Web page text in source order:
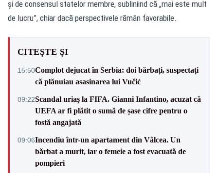
și de consensul statelor membre, subliniind că „mai este mult
de lucru”, chiar dacă perspectivele rămân favorabile.
CITEȘTE ȘI
15:50Complot dejucat în Serbia: doi bărbați, suspectați
că plănuiau asasinarea lui Vučić
09:22Scandal uriaș la FIFA. Gianni Infantino, acuzat că
UEFA ar fi plătit o sumă de șase cifre pentru o
fostă angajată
09:06Incendiu într-un apartament din Vâlcea. Un
bărbat a murit, iar o femeie a fost evacuată de
pompieri